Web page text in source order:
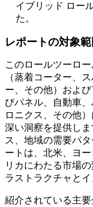
イブリッド ロー
た。
レポートの対象範
このロールツーロ
（蒸着コーター、
ー、その他）およ
びパネル、自動車
ロニクス、その他
深い洞察を提供し
ス、地域の需要パ
ートは、北米、ヨ
リカにわたる市場
ラストラクチャと
紹介されている主要